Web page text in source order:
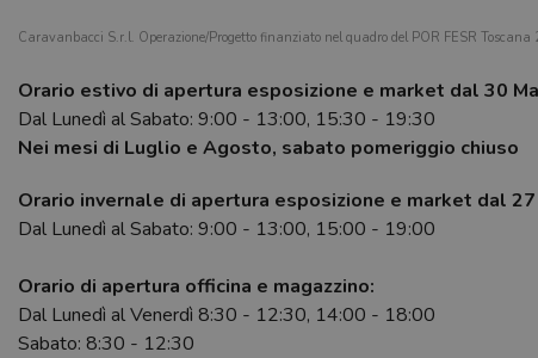
Caravanbacci S.r.l. Operazione/Progetto finanziato nel quadro del POR FESR
Orario estivo di apertura esposizione e market dal 30
Dal Lunedì al Sabato: 9:00 - 13:00, 15:30 - 19:30
Nei mesi di Luglio e Agosto, sabato pomeriggio chiuso
Orario invernale di apertura esposizione e market dal
Dal Lunedì al Sabato: 9:00 - 13:00, 15:00 - 19:00
Orario di apertura officina e magazzino:
Dal Lunedì al Venerdì 8:30 - 12:30, 14:00 - 18:00
Sabato: 8:30 - 12:30